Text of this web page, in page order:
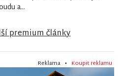
a...
premium články
Reklama • Koupit reklamu